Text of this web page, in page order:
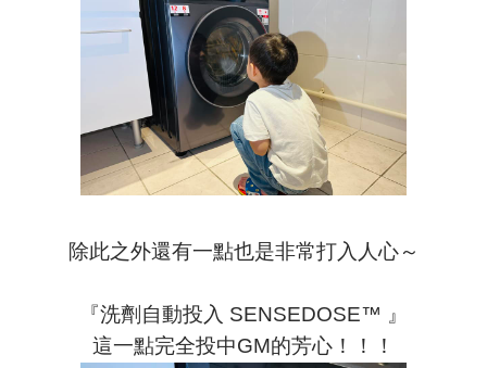
除此之外還有一點也是非常打入人心～
『洗劑自動投入 SENSEDOSE™ 』
這一點完全投中GM的芳心！！！